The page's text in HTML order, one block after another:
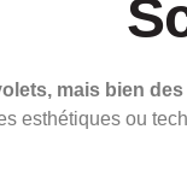
mais bien
esthétiques ou